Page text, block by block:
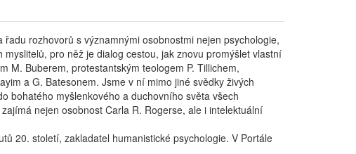
rozhovorů s významnými osobnostmi nejen psychologie,
pro něž je dialog cestou, jak znovu promýšlet vlastní
M. Buberem, protestantským teologem P. Tillichem,
a G. Batesonem. Jsme v ní mimo jiné svědky živých
bohatého myšlenkového a duchovního světa všech
nejen osobnost Carla R. Rogerse, ale i intelektuální
20. století, zakladatel humanistické psychologie. V Portále